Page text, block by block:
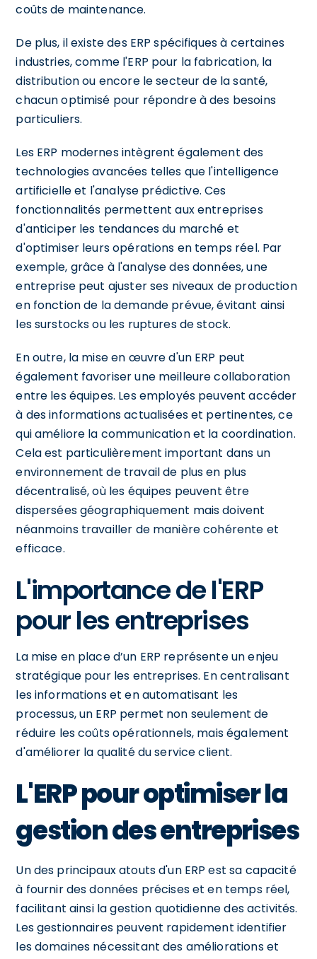
coûts de maintenance.
De plus, il existe des ERP spécifiques à certaines
industries, comme l'ERP pour la fabrication, la
distribution ou encore le secteur de la santé,
chacun optimisé pour répondre à des besoins
particuliers.
Les ERP modernes intègrent également des
technologies avancées telles que l'intelligence
artificielle et l'analyse prédictive. Ces
fonctionnalités permettent aux entreprises
d'anticiper les tendances du marché et
d'optimiser leurs opérations en temps réel. Par
exemple, grâce à l'analyse des données, une
entreprise peut ajuster ses niveaux de production
en fonction de la demande prévue, évitant ainsi
les surstocks ou les ruptures de stock.
En outre, la mise en œuvre d'un ERP peut
également favoriser une meilleure collaboration
entre les équipes. Les employés peuvent accéder
à des informations actualisées et pertinentes, ce
qui améliore la communication et la coordination.
Cela est particulièrement important dans un
environnement de travail de plus en plus
décentralisé, où les équipes peuvent être
dispersées géographiquement mais doivent
néanmoins travailler de manière cohérente et
efficace.
L'importance de l'ERP
pour les entreprises
La mise en place d’un ERP représente un enjeu
stratégique pour les entreprises. En centralisant
les informations et en automatisant les
processus, un ERP permet non seulement de
réduire les coûts opérationnels, mais également
d'améliorer la qualité du service client.
L'ERP pour optimiser la
gestion des entreprises
Un des principaux atouts d'un ERP est sa capacité
à fournir des données précises et en temps réel,
facilitant ainsi la gestion quotidienne des activités.
Les gestionnaires peuvent rapidement identifier
les domaines nécessitant des améliorations et